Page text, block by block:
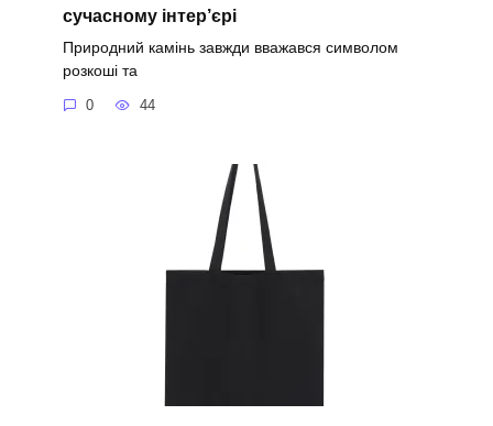
сучасному інтер’єрі
Природний камінь завжди вважався символом
розкоші та
0 44